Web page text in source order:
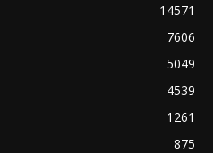
14571
7606
5049
4539
1261
875